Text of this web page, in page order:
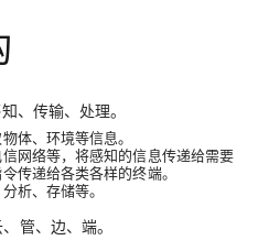
、传输、处理。
体、环境等信息。
网络等，将感知的信息传递给需要
传递给各类各样的终端。
析、存储等。
管、边、端。